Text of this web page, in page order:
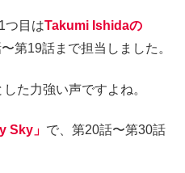
つ目はTakumi Ishidaの
第19話まで担当しました。
た力強い声ですよね。
Sky」 で、第20話〜第30話